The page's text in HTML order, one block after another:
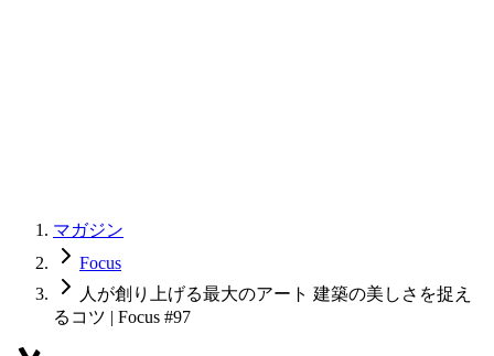
マガジン
Focus
人が創り上げる最大のアート 建築の美しさを捉え
るコツ | Focus #97